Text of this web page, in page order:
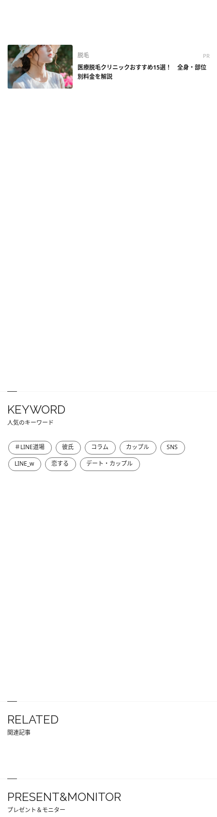
脱毛 PR
医療脱毛クリニックおすすめ15選！ 全身・部位
別料金を解説
KEYWORD
人気のキーワード
＃LINE道場 彼氏 コラム カップル
SNS
LINE_w
恋する デート・カップル
RELATED
関連記事
PRESENT&MONITOR
プレゼント＆モニター